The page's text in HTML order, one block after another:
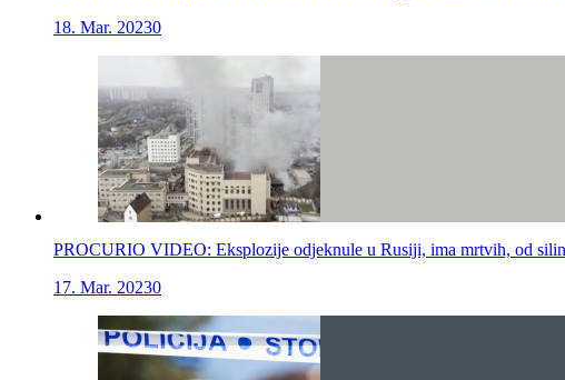
18. Mar. 20230
PROCURIO VIDEO: Eksplozije odjeknule u Rusiji, ima mrtvih, od
17. Mar. 20230